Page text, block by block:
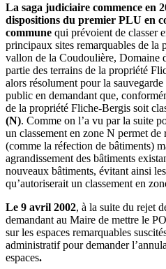
La saga judiciaire commence en
dispositions du premier PLU en
commune qui prévoient de classer
principaux sites remarquables de la
vallon de la Coudoulière, Domaine
partie des terrains de la propriété
alors résolument pour la
public en demandant que,
de la propriété Fliche-Bergis soit
(N). Comme on l’a vu par la suite
un classement en zone N permet de
(comme la réfection de bâtiments)
agrandissement des bâtiments
nouveaux bâtiments, évitant ainsi
qu’autoriserait un classement en
Le 9 avril 2002, à la suite du rejet
demandant au Maire de mettre le
sur les espaces remarquables
administratif pour demander
espaces.